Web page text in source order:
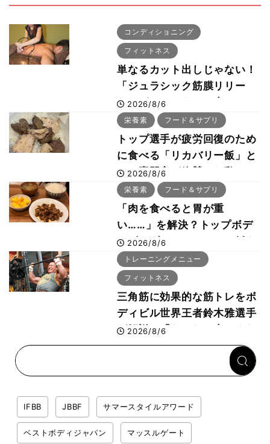
コンディショニング
フィットネス
単なるカット出しじゃない！
「ジュラシック筋膜リリー
ス」が口コミだけで大ヒット
した納得の理由 木澤大祐が
解説
2026/8/6
栄養素 フード＆サプリ
トップ選手が疲労回復のため
に食べる「リカバリー飯」と
は？専門家が絶賛した鶏レバ
ー活用法
2026/8/6
栄養素 フード＆サプリ
「肉を食べると胃が重
い……」を解決？トップボデ
ィビルダーのリカバリー飯を
専門家がロジカル解説
2026/8/6
トレーニングメニュー
フィットネス
三角筋に効果的な筋トレをボ
ディビル世界王者鈴木雅選手
が解説！「なかなか大きくな
らない肩の鍛え方」前編
2026/8/6
IFBB JBBF サマースタイルアワード
ベストボディジャパン マッスルゲート